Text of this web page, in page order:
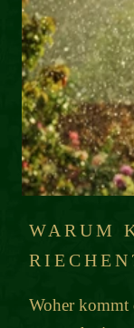
WARUM
Woher kommt